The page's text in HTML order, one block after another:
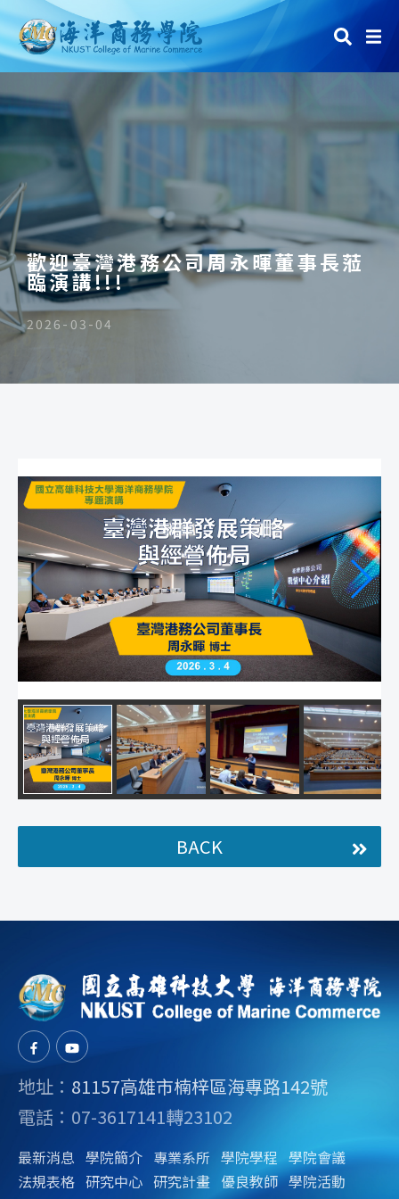
歡迎臺灣港務公司周永暉董事長蒞
臨演講!!!
2026-03-04
BACK
地址： 81157高雄市楠梓區海專路142號
電話：07-3617141轉23102
最新消息 學院簡介 專業系所 學院學程 學院會議
法規表格 研究中心 研究計畫 優良教師 學院活動